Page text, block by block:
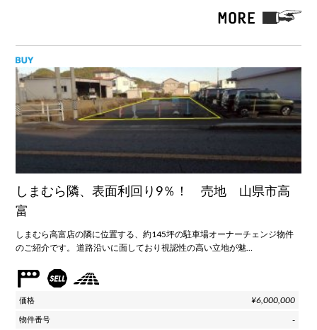
しまむら隣、表面利回り9％！ 売地 山県市高
富
しまむら高富店の隣に位置する、約145坪の駐車場オーナーチェンジ物件
のご紹介です。 道路沿いに面しており視認性の高い立地が魅…
¥6,000,000
-